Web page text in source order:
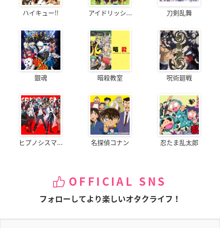
ハイキュー!! アイドリッシ... 刀剣乱舞
銀魂 暗殺教室 呪術廻戦
ヒプノシスマ... 名探偵コナン 忍たま乱太郎
OFFICIAL SNS
フォローしてより楽しいオタクライフ！